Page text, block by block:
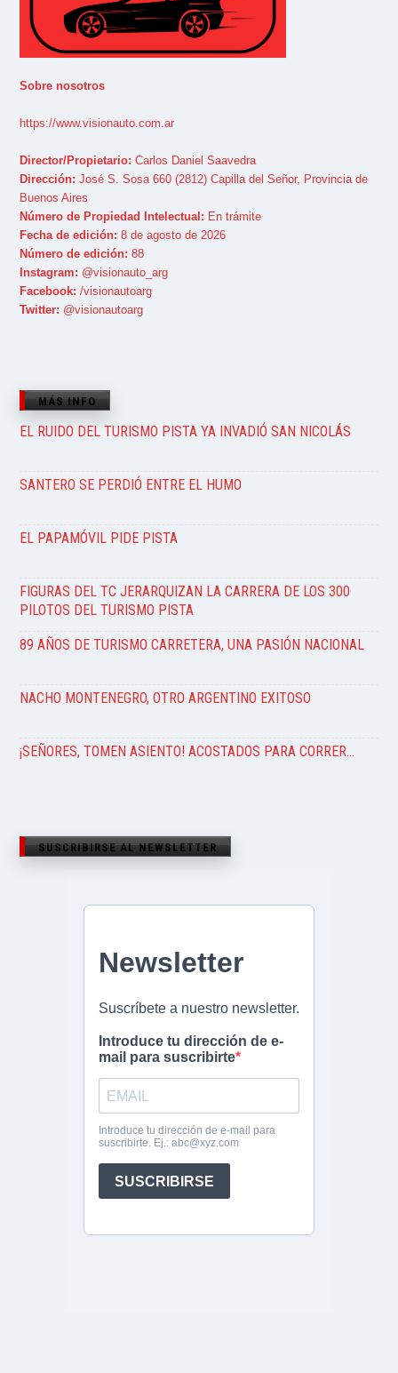
Sobre nosotros
https://www.visionauto.com.ar
Director/Propietario: Carlos Daniel Saavedra
Dirección: José S. Sosa 660 (2812) Capilla del Señor, Provincia de
Buenos Aires
Número de Propiedad Intelectual: En trámite
Fecha de edición: 8 de agosto de 2026
Número de edición: 88
Instagram: @visionauto_arg
Facebook: /visionautoarg
Twitter: @visionautoarg
MÁS INFO
EL RUIDO DEL TURISMO PISTA YA INVADIÓ SAN NICOLÁS
SANTERO SE PERDIÓ ENTRE EL HUMO
EL PAPAMÓVIL PIDE PISTA
FIGURAS DEL TC JERARQUIZAN LA CARRERA DE LOS 300
PILOTOS DEL TURISMO PISTA
89 AÑOS DE TURISMO CARRETERA, UNA PASIÓN NACIONAL
NACHO MONTENEGRO, OTRO ARGENTINO EXITOSO
¡SEÑORES, TOMEN ASIENTO! ACOSTADOS PARA CORRER…
SUSCRIBIRSE AL NEWSLETTER